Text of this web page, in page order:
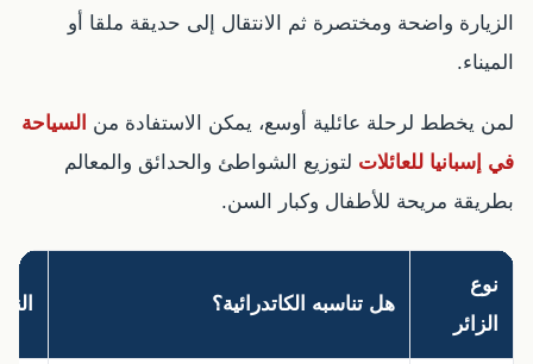
الزيارة واضحة ومختصرة ثم الانتقال إلى حديقة ملقا أو
الميناء.
لمن يخطط لرحلة عائلية أوسع، يمكن الاستفادة من السياحة
في إسبانيا للعائلات لتوزيع الشواطئ والحدائق والمعالم
بطريقة مريحة للأطفال وكبار السن.
نوع
الزائر
هل تناسبه الكاتدرائية؟